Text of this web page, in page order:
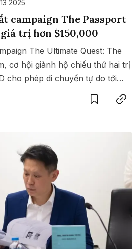
2025
campaign The Passport
trị hơn $150,000
The Ultimate Quest: The
cơ hội giành hộ chiếu thứ hai trị
cho phép di chuyển tự do tới
cần visa.
SaveCopy link